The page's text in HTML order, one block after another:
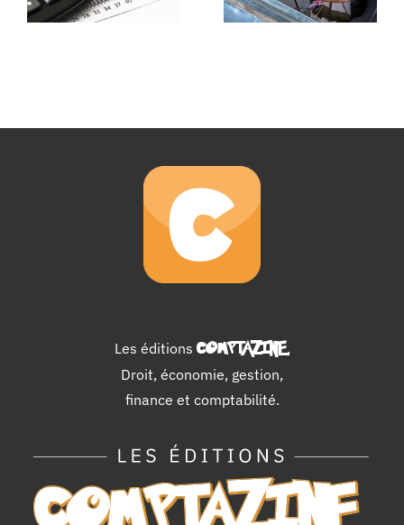
Les éditions COMPTAZINE.
Droit, économie, gestion,
finance et comptabilité.